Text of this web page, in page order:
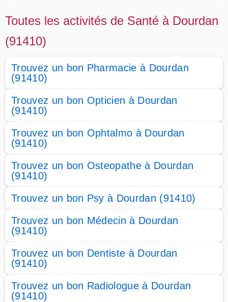
Toutes les activités de Santé à Dourdan
(91410)
Trouvez un bon Pharmacie à Dourdan
(91410)
Trouvez un bon Opticien à Dourdan
(91410)
Trouvez un bon Ophtalmo à Dourdan
(91410)
Trouvez un bon Osteopathe à Dourdan
(91410)
Trouvez un bon Psy à Dourdan (91410)
Trouvez un bon Médecin à Dourdan
(91410)
Trouvez un bon Dentiste à Dourdan
(91410)
Trouvez un bon Radiologue à Dourdan
(91410)